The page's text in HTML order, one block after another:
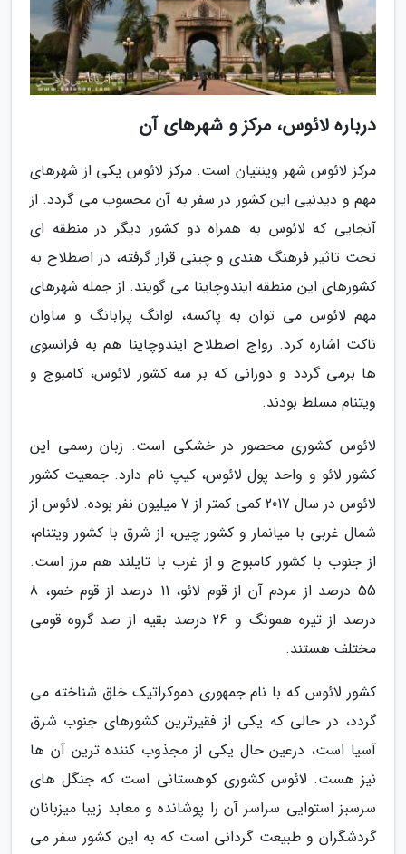
درباره لائوس، مرکز و شهرهای آن
مرکز لائوس شهر وینتیان است. مرکز لائوس یکی از شهرهای
مهم و دیدنیی این کشور در سفر به آن محسوب می گردد. از
آنجایی که لائوس به همراه دو کشور دیگر در منطقه ای
تحت تاثیر فرهنگ هندی و چینی قرار گرفته، در اصطلاح به
کشورهای این منطقه ایندوچاینا می گویند. از جمله شهرهای
مهم لائوس می توان به پاکسه، لوانگ پرابانگ و ساوان
ناکت اشاره کرد. رواج اصطلاح ایندوچاینا هم به فرانسوی
ها برمی گردد و دورانی که بر سه کشور لائوس، کامبوج و
ویتنام مسلط بودند.
لائوس کشوری محصور در خشکی است. زبان رسمی این
کشور لائو و واحد پول لائوس، کیپ نام دارد. جمعیت کشور
لائوس در سال 2017 کمی کمتر از 7 میلیون نفر بوده. لائوس از
شمال غربی با میانمار و کشور چین، از شرق با کشور ویتنام،
از جنوب با کشور کامبوج و از غرب با تایلند هم مرز است.
55 درصد از مردم آن از قوم لائو، 11 درصد از قوم خمو، 8
درصد از تیره همونگ و 26 درصد بقیه از صد گروه قومی
مختلف هستند.
کشور لائوس که با نام جمهوری دموکراتیک خلق شناخته می
گردد، در حالی که یکی از فقیرترین کشورهای جنوب شرق
آسیا است، درعین حال یکی از مجذوب کننده ترین آن ها
نیز هست. لائوس کشوری کوهستانی است که جنگل های
سرسبز استوایی سراسر آن را پوشانده و معابد زیبا میزبانان
گردشگران و طبیعت گردانی است که به این کشور سفر می